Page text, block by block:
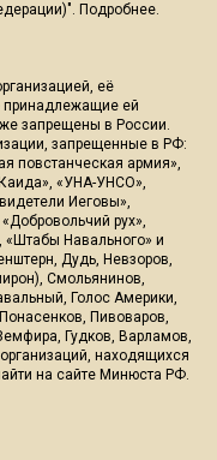
Подробнее.
её
принадлежащие ей
запрещены в России.
запрещенные в РФ:
повстанческая армия»,
«УНА-УНСО»,
Иеговы»,
рух»,
«Штабы Навального» и
Дудь, Невзоров,
Смольянинов,
Голос Америки,
Пивоваров,
Гудков, Варламов,
находящихся
на сайте Минюста РФ.